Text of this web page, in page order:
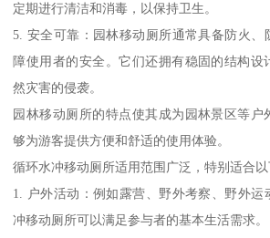
定期进行清洁和消毒，以保持卫生。
5. 安全可靠：园林移动厕所通常具备防火、
障使用者的安全。它们还拥有稳固的结构设
然灾害的侵袭。
园林移动厕所的特点使其成为园林景区等户
够为游客提供方便和舒适的使用体验。
循环水冲移动厕所适用范围广泛，特别适合以
1. 户外活动：例如露营、野外考察、野外运
冲移动厕所可以满足参与者的基本生活需求。